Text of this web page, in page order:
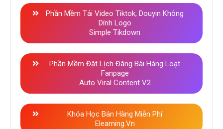
Phần Mềm Tải Video Tiktok, Douyin Không
Dính Logo
Simple Tikdown
Phần Mềm Đặt Lịch Đăng Bài Hàng Loạt
Fanpage
Auto Viral Content V2
Khóa Học Bán Hàng Miễn Phí
Elearning.vn